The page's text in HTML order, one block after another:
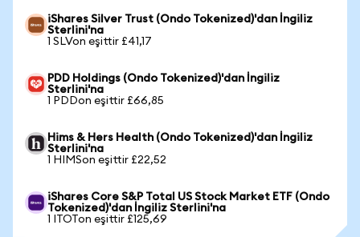
iShares Silver Trust (Ondo Tokenized)'dan İngiliz
Sterlini'na
1 SLVon eşittir £41,17
PDD Holdings (Ondo Tokenized)'dan İngiliz
Sterlini'na
1 PDDon eşittir £66,85
Hims & Hers Health (Ondo Tokenized)'dan İngiliz
Sterlini'na
1 HIMSon eşittir £22,52
iShares Core S&P Total US Stock Market ETF (Ondo
Tokenized)'dan İngiliz Sterlini'na
1 ITOTon eşittir £125,69